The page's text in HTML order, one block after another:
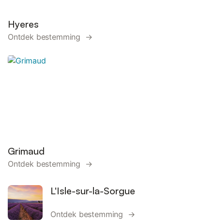
Hyeres
Ontdek bestemming →
Grimaud
Ontdek bestemming →
L'Isle-sur-la-Sorgue
Ontdek bestemming →